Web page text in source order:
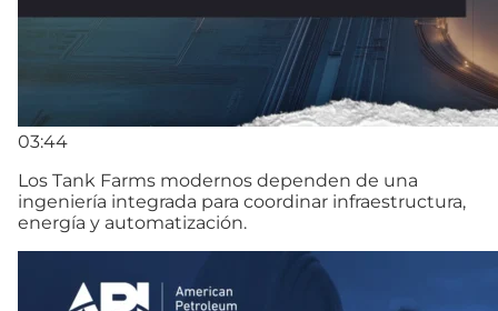
03:44
Los Tank Farms modernos dependen de una
ingeniería integrada para coordinar infraestructura,
energía y automatización.